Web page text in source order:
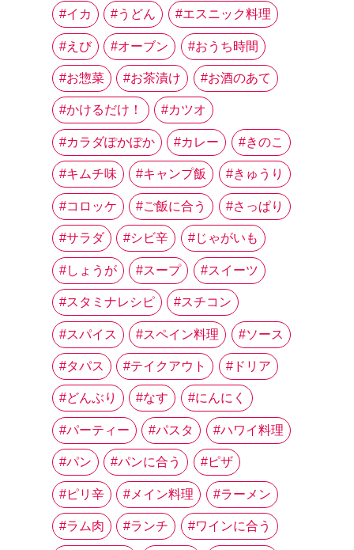
イカ うどん エスニック料理
えび オーブン おうち時間
お惣菜 お茶漬け お酒のあて
かけるだけ！ カツオ
カラダぽかぽか カレー きのこ
キムチ味 キャンプ飯 きゅうり
コロッケ ご飯に合う さっぱり
サラダ シビ辛 じゃがいも
しょうが スープ スイーツ
スタミナレシピ スチコン
スパイス スペイン料理 ソース
タパス テイクアウト ドリア
どんぶり なす にんにく
パーティー パスタ ハワイ料理
パン パンに合う ピザ
ピリ辛 メイン料理 ラーメン
ラム肉 ランチ ワインに合う